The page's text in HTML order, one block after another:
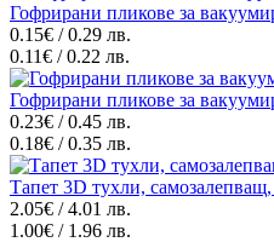
Гофрирани пликове за
0.15€ / 0.29 лв.
0.11€ / 0.22 лв.
Гофрирани пликове за
0.23€ / 0.45 лв.
0.18€ / 0.35 лв.
Тапет 3D тухли,
2.05€ / 4.01 лв.
1.00€ / 1.96 лв.